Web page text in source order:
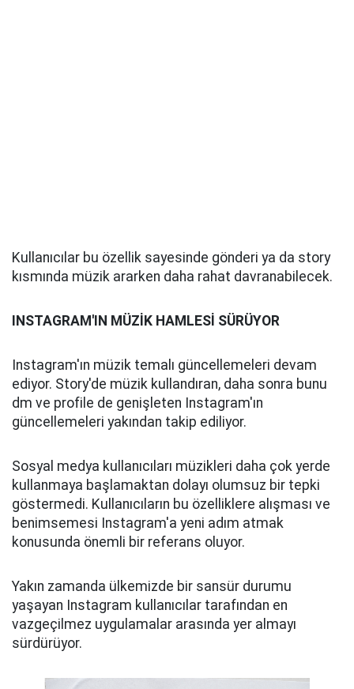
Kullanıcılar bu özellik sayesinde gönderi ya da story
kısmında müzik ararken daha rahat davranabilecek.
INSTAGRAM'IN MÜZİK HAMLESİ SÜRÜYOR
Instagram'ın müzik temalı güncellemeleri devam
ediyor. Story'de müzik kullandıran, daha sonra bunu
dm ve profile de genişleten Instagram'ın
güncellemeleri yakından takip ediliyor.
Sosyal medya kullanıcıları müzikleri daha çok yerde
kullanmaya başlamaktan dolayı olumsuz bir tepki
göstermedi. Kullanıcıların bu özelliklere alışması ve
benimsemesi Instagram'a yeni adım atmak
konusunda önemli bir referans oluyor.
Yakın zamanda ülkemizde bir sansür durumu
yaşayan Instagram kullanıcılar tarafından en
vazgeçilmez uygulamalar arasında yer almayı
sürdürüyor.